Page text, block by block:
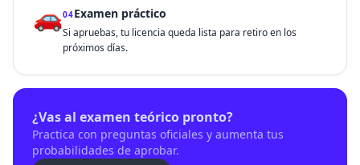
🚗04Examen práctico
Si apruebas, tu licencia queda lista para retiro en los
próximos días.
¿Vas al examen teórico pronto?
Practica con preguntas oficiales y aumenta tus
probabilidades de aprobar.